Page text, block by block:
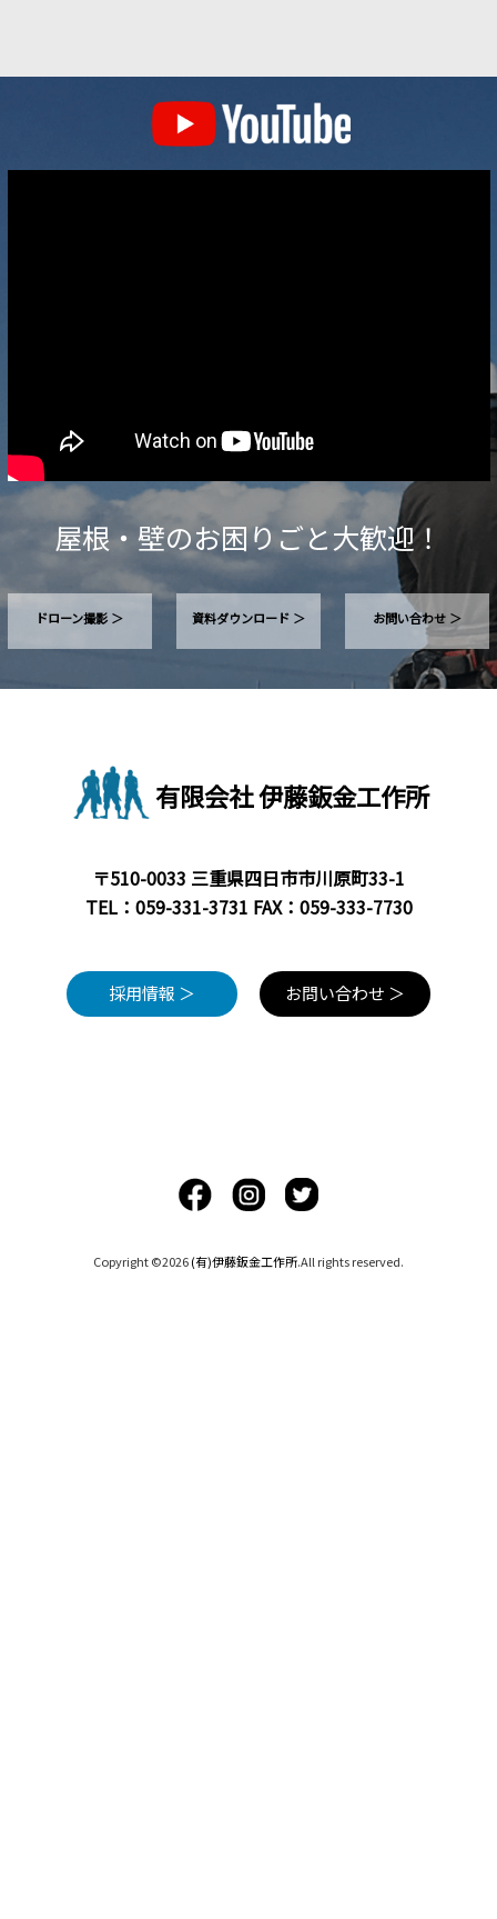
屋根・壁のお困りごと大歓迎！
ドローン撮影 ＞ 資料ダウンロード ＞ お問い合わせ ＞
有限会社 伊藤鈑金工作所
〒510-0033 三重県四日市市川原町33-1
TEL： 059-331-3731 FAX：059-333-7730
採用情報 ＞ お問い合わせ ＞
Copyright ©2026(有)伊藤鈑金工作所.All rights reserved.